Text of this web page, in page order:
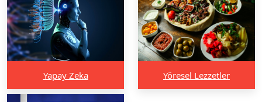
Yapay Zeka Yöresel Lezzetler